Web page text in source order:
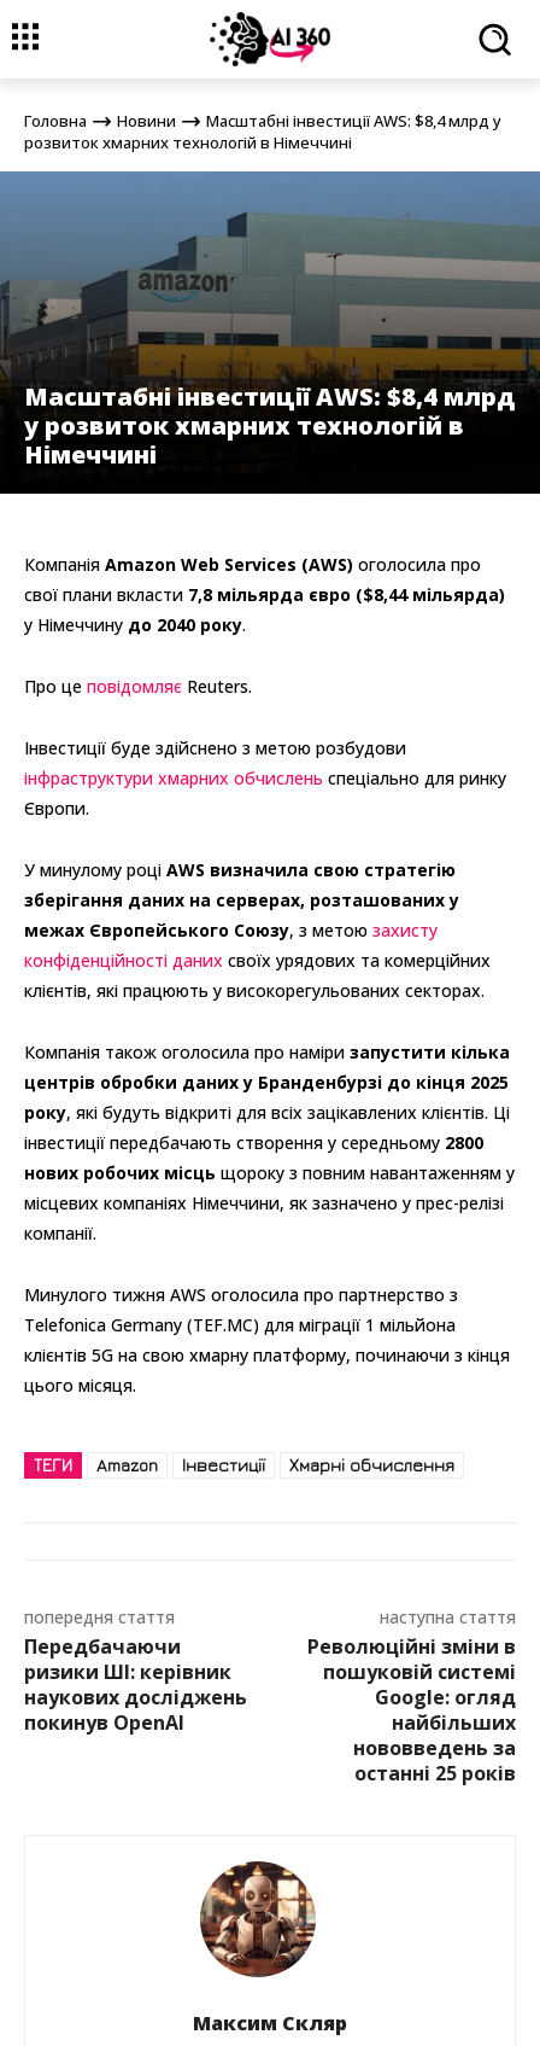
Головна
Масштабні інвестиції AWS: $8,4 млрд у
розвиток хмарних технологій в Німеччині
Головна Новини
Масштабні інвестиції AWS: $8,4 млрд у
розвиток хмарних технологій в Німеччині
Масштабні інвестиції AWS: $8,4 млрд
у розвиток хмарних технологій в
Німеччині
Компанія Amazon Web Services (AWS) оголосила про
свої плани вкласти 7,8 мільярда євро ($8,44 мільярда)
у Німеччину до 2040 року.
Про це повідомляє Reuters.
Інвестиції буде здійснено з метою розбудови
інфраструктури хмарних обчислень спеціально для ринку
Європи.
У минулому році AWS визначила свою стратегію
зберігання даних на серверах, розташованих у
межах Європейського Союзу, з метою захисту
конфіденційності даних своїх урядових та комерційних
клієнтів, які працюють у високорегульованих секторах.
Компанія також оголосила про наміри запустити кілька
центрів обробки даних у Бранденбурзі до кінця 2025
року, які будуть відкриті для всіх зацікавлених клієнтів. Ці
інвестиції передбачають створення у середньому 2800
нових робочих місць щороку з повним навантаженням у
місцевих компаніях Німеччини, як зазначено у прес-релізі
компанії.
Минулого тижня AWS оголосила про партнерство з
Telefonica Germany (TEF.MC) для міграції 1 мільйона
клієнтів 5G на свою хмарну платформу, починаючи з кінця
цього місяця.
ТЕГИ Amazon Інвестиції Хмарні обчислення
попередня стаття
Передбачаючи
ризики ШІ: керівник
наукових досліджень
покинув OpenAI
наступна стаття
Революційні зміни в
пошуковій системі
Google: огляд
найбільших
нововведень за
останні 25 років
Максим Скляр